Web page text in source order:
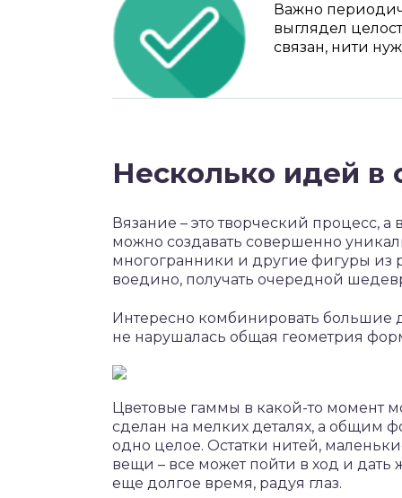
Важно
выглядел
связан, нити
Несколько идей в
Вязание – это творческий процесс,
можно создавать совершенно
многогранники и другие фигуры из
воедино, получать очередной
Интересно комбинировать большие
не нарушалась общая геометрия
Цветовые гаммы в какой-то момент
сделан на мелких деталях, а общим
одно целое. Остатки нитей,
вещи – все может пойти в ход и
еще долгое время, радуя глаз.